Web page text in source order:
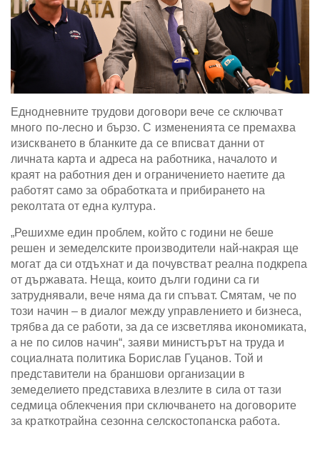
Еднодневните трудови договори вече се сключват
много по-лесно и бързо. С измененията се премахва
изискването в бланките да се вписват данни от
личната карта и адреса на работника, началото и
краят на работния ден и ограничението наетите да
работят само за обработката и прибирането на
реколтата от една култура.
„Решихме един проблем, който с години не беше
решен и земеделските производители най-накрая ще
могат да си отдъхнат и да почувстват реална подкрепа
от държавата. Неща, които дълги години са ги
затруднявали, вече няма да ги спъват. Смятам, че по
този начин – в диалог между управлението и бизнеса,
трябва да се работи, за да се изсветлява икономиката,
а не по силов начин“, заяви министърът на труда и
социалната политика Борислав Гуцанов. Той и
представители на браншови организации в
земеделието представиха влезлите в сила от тази
седмица облекчения при сключването на договорите
за краткотрайна сезонна селскостопанска работа.